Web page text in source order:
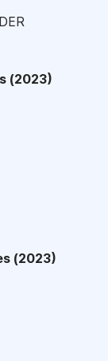
(2023)
(2023)